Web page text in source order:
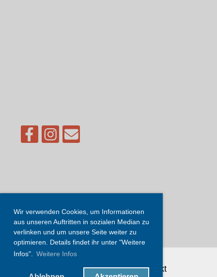
Wir verwenden Cookies, um Informationen
aus unseren Auftritten in sozialen Median zu
verlinken und um unsere Seite weiter zu
optimieren. Details findet ihr unter "Weitere
Infos". Weitere Infos
Impressum|Login|Kontakt